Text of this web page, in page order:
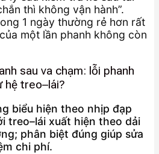
thì không vận hành”.
1 ngày thường rẻ hơn rất
một lần phanh không còn
sau va chạm: lỗi phanh
hệ treo–lái?
biểu hiện theo nhịp đạp
treo–lái xuất hiện theo dải
phân biệt đúng giúp sửa
chi phí.